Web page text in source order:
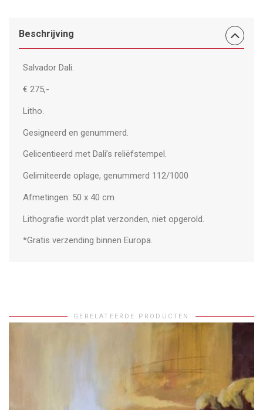
Beschrijving
Salvador Dali.
€ 275,-
Litho.
Gesigneerd en genummerd.
Gelicentieerd met Dali’s reliëfstempel.
Gelimiteerde oplage, genummerd 112/1000
Afmetingen: 50 x 40 cm
Lithografie wordt plat verzonden, niet opgerold.
*Gratis verzending binnen Europa.
GERELATEERDE PRODUCTEN